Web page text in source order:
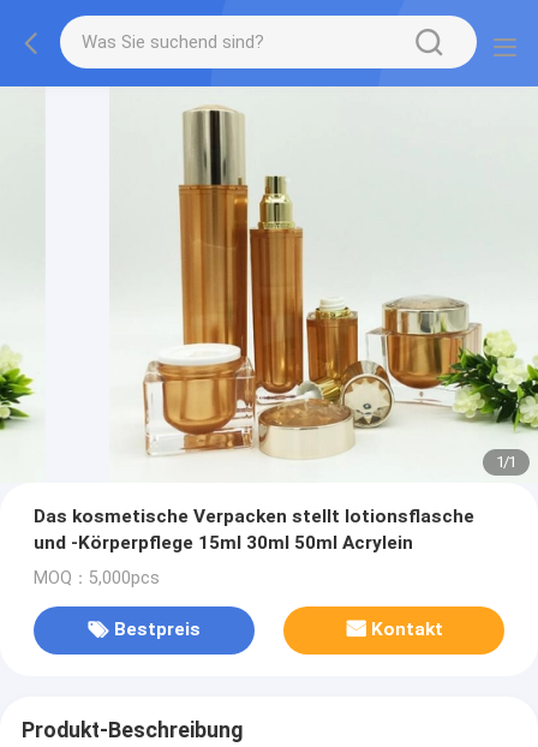
1/1
Das kosmetische Verpacken stellt lotionsflasche
und -Körperpflege 15ml 30ml 50ml Acrylein
MOQ：5,000pcs
Bestpreis Kontakt
Produkt-Beschreibung